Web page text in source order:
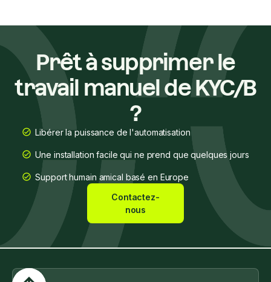
Prêt à supprimer le
travail manuel de KYC/B
?
Libérer la puissance de l'automatisation
Une installation facile qui ne prend que quelques jours
Support humain amical basé en Europe
Contactez-
nous